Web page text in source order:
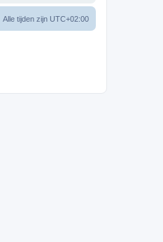
Alle tijden zijn UTC+02:00